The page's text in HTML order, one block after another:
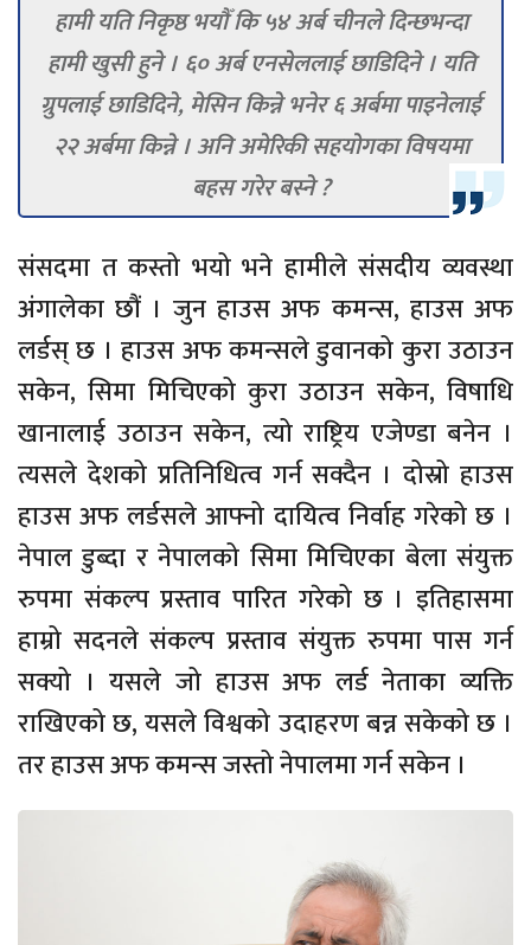
हामी यति निकृष्ठ भयौँ कि ५४ अर्ब चीनले दिन्छभन्दा
हामी खुसी हुने । ६० अर्ब एनसेललाई छाडिदिने । यति
ग्रुपलाई छाडिदिने, मेसिन किन्ने भनेर ६ अर्बमा पाइनेलाई
२२ अर्बमा किन्ने । अनि अमेरिकी सहयोगका विषयमा
बहस गरेर बस्ने ?
संसदमा त कस्तो भयो भने हामीले संसदीय व्यवस्था
अंगालेका छौं । जुन हाउस अफ कमन्स, हाउस अफ
लर्डस् छ । हाउस अफ कमन्सले डुवानको कुरा उठाउन
सकेन, सिमा मिचिएको कुरा उठाउन सकेन, विषाधि
खानालाई उठाउन सकेन, त्यो राष्ट्रिय एजेण्डा बनेन ।
त्यसले देशको प्रतिनिधित्व गर्न सक्दैन । दोस्रो हाउस
हाउस अफ लर्डसले आफ्नो दायित्व निर्वाह गरेको छ ।
नेपाल डुब्दा र नेपालको सिमा मिचिएका बेला संयुक्त
रुपमा संकल्प प्रस्ताव पारित गरेको छ । इतिहासमा
हाम्रो सदनले संकल्प प्रस्ताव संयुक्त रुपमा पास गर्न
सक्यो । यसले जो हाउस अफ लर्ड नेताका व्यक्ति
राखिएको छ, यसले विश्वको उदाहरण बन्न सकेको छ ।
तर हाउस अफ कमन्स जस्तो नेपालमा गर्न सकेन ।